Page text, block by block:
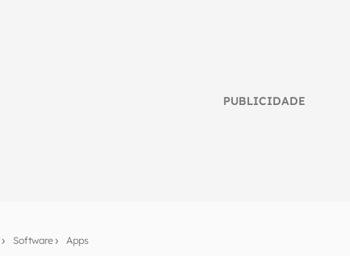
PUBLICIDADE
Software Apps